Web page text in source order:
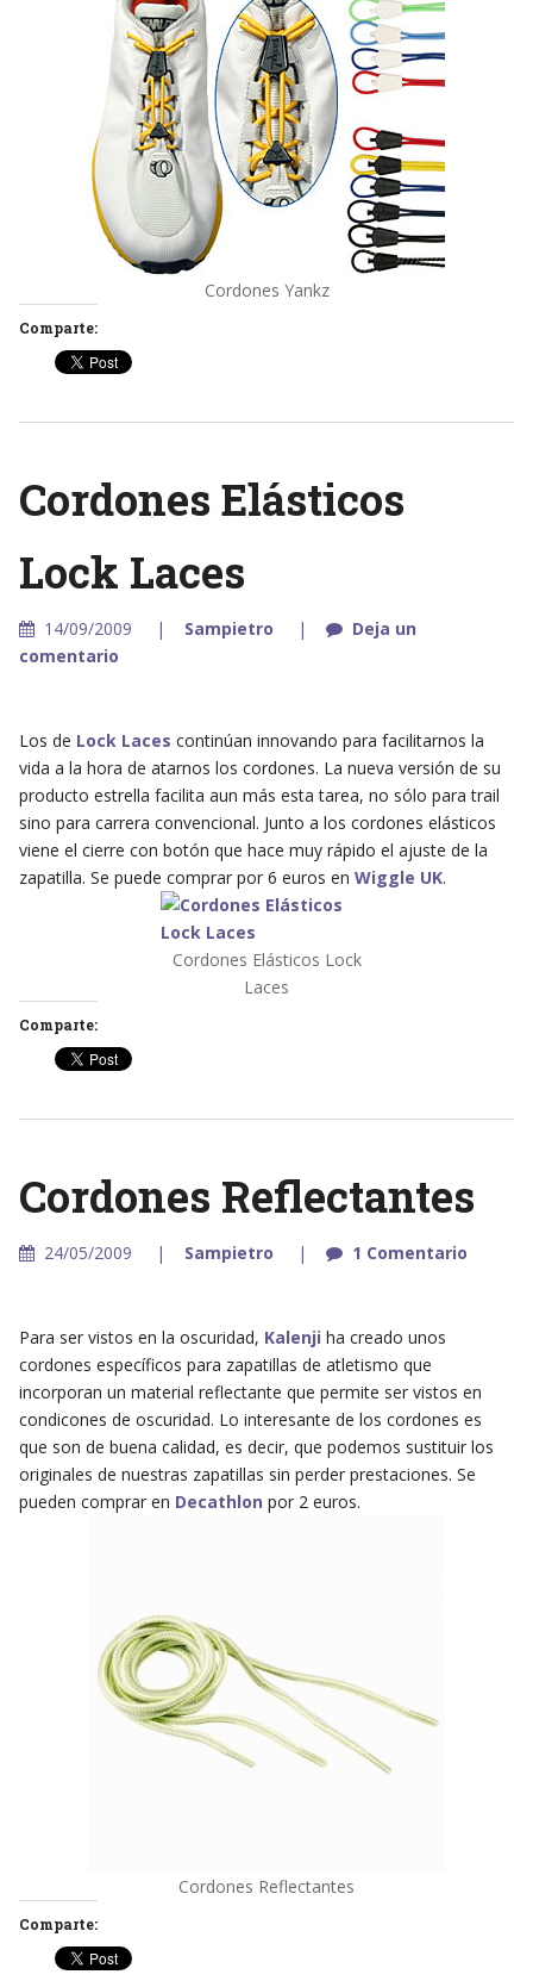
Cordones Yankz
Comparte:
Cordones Elásticos
Lock Laces
14/09/2009 Sampietro
Deja un
comentario
Los de Lock Laces continúan innovando para facilitarnos la
vida a la hora de atarnos los cordones. La nueva versión de su
producto estrella facilita aun más esta tarea, no sólo para trail
sino para carrera convencional. Junto a los cordones elásticos
viene el cierre con botón que hace muy rápido el ajuste de la
zapatilla. Se puede comprar por 6 euros en Wiggle UK.
Cordones Elásticos Lock
Laces
Comparte:
Cordones Reflectantes
24/05/2009 Sampietro 1 Comentario
Para ser vistos en la oscuridad, Kalenji ha creado unos
cordones específicos para zapatillas de atletismo que
incorporan un material reflectante que permite ser vistos en
condicones de oscuridad. Lo interesante de los cordones es
que son de buena calidad, es decir, que podemos sustituir los
originales de nuestras zapatillas sin perder prestaciones. Se
pueden comprar en Decathlon por 2 euros.
Cordones Reflectantes
Comparte: